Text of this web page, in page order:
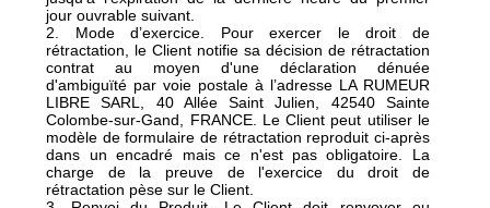
jour ouvrable suivant.
2. Mode d’exercice. Pour exercer le droit de
rétractation, le Client notifie sa décision de rétractation
contrat au moyen d'une déclaration dénuée
d'ambiguïté par voie postale à l’adresse LA RUMEUR
LIBRE SARL, 40 Allée Saint Julien, 42540 Sainte
Colombe-sur-Gand, FRANCE. Le Client peut utiliser le
modèle de formulaire de rétractation reproduit ci-après
dans un encadré mais ce n'est pas obligatoire. La
charge de la preuve de l'exercice du droit de
rétractation pèse sur le Client.